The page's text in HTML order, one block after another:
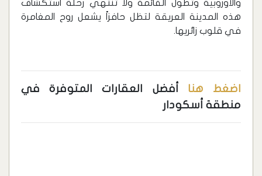
والأوروبية وتطول القائمة ولا تنتهي رحلة استكشاف
هذه المدينة العريقة لتظل حافزاً يشعل روح المغامرة
في قلوب زائريها.
اضغط هنا أفضل العقارات المتوفرة في
منطقة أسكودار